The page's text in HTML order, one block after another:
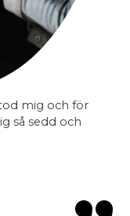
mig och för
så sedd och